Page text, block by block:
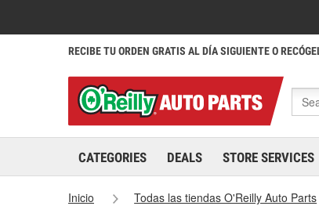
RECIBE TU ORDEN GRATIS AL DÍA SIGUIENTE O
CATEGORIES DEALS STORE SERVICES
Inicio Todas las tiendas O'Reilly Auto Parts